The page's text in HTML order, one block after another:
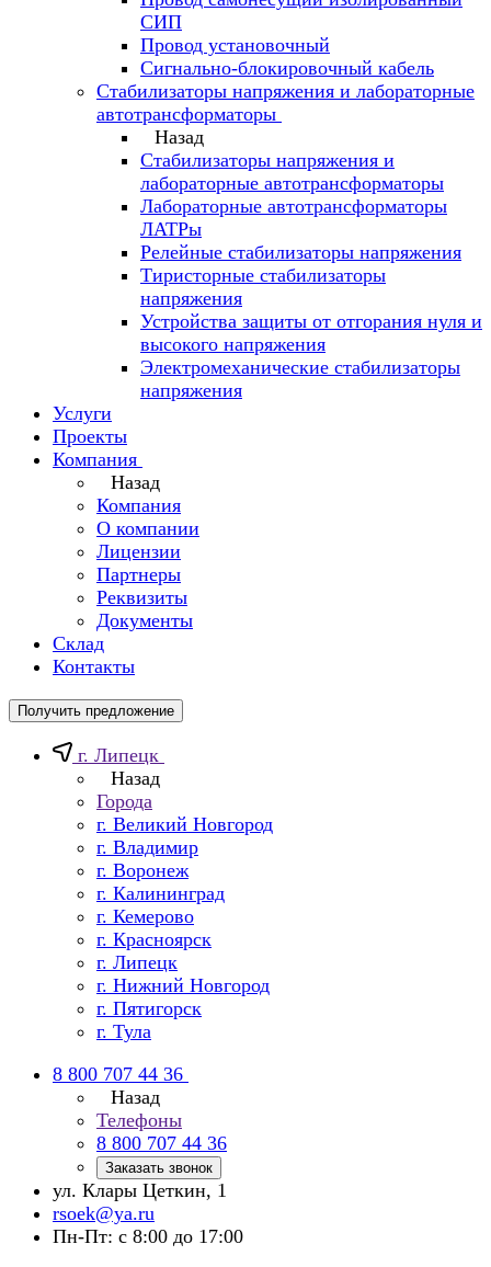
СИП
Провод установочный
Сигнально-блокировочный кабель
Стабилизаторы напряжения и лабораторные
автотрансформаторы
Назад
Стабилизаторы напряжения и
лабораторные автотрансформаторы
Лабораторные автотрансформаторы
ЛАТРы
Релейные стабилизаторы напряжения
Тиристорные стабилизаторы
напряжения
Устройства защиты от отгорания нуля и
высокого напряжения
Электромеханические стабилизаторы
напряжения
Услуги
Проекты
Компания
Назад
Компания
О компании
Лицензии
Партнеры
Реквизиты
Документы
Склад
Контакты
Получить предложение
г. Липецк
Назад
Города
г. Великий Новгород
г. Владимир
г. Воронеж
г. Калининград
г. Кемерово
г. Красноярск
г. Липецк
г. Нижний Новгород
г. Пятигорск
г. Тула
8 800 707 44 36
Назад
Телефоны
8 800 707 44 36
Заказать звонок
ул. Клары Цеткин, 1
rsoek@ya.ru
Пн-Пт: с 8:00 до 17:00